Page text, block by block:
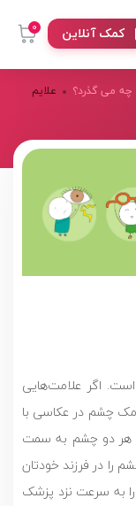
0 کمک آنلاین
می گذرد؟
علایم
اگر علامت‌هایی
چشم در عکاسی با
هر دو چشم به سمت
را در فرزند خودتان
را به سرعت نزد پزشک